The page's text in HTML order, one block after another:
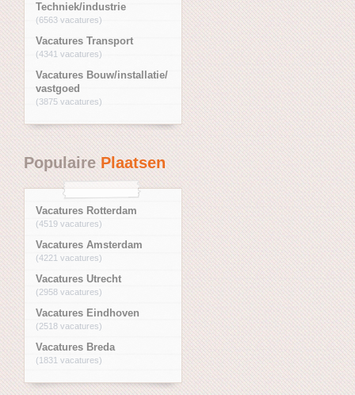
Techniek/industrie
(6563 vacatures)
Vacatures Transport
(4341 vacatures)
Vacatures Bouw/installatie/
vastgoed
(3875 vacatures)
PopulairePlaatsen
Vacatures Rotterdam
(4519 vacatures)
Vacatures Amsterdam
(4221 vacatures)
Vacatures Utrecht
(2958 vacatures)
Vacatures Eindhoven
(2518 vacatures)
Vacatures Breda
(1831 vacatures)